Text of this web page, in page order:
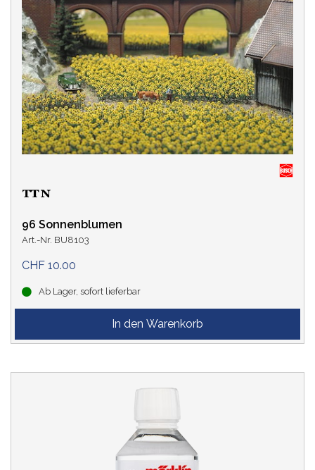
96 Sonnenblumen
Art.-Nr. BU8103
CHF 10.00
Ab Lager, sofort lieferbar